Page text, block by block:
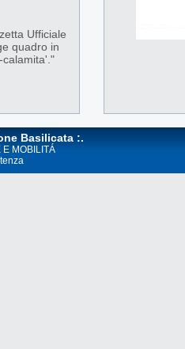
Ufficiale
quadro in
calamita'."
Basilicata :.
E MOBILITÁ